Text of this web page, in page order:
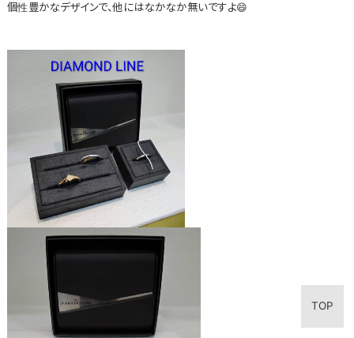
個性豊かなデザインで、他にはなかなか無いですよ😄
TOP